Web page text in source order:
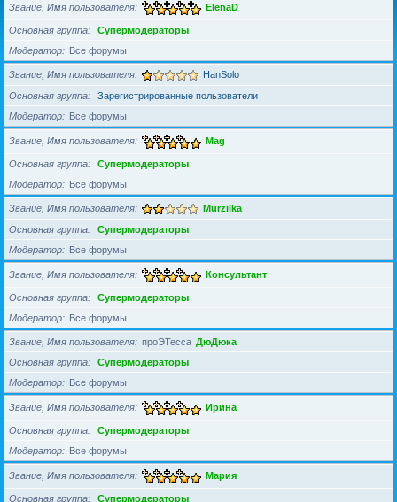
Звание, Имя пользователя ElenaD
Основная группа
Супермодераторы
Модератор
Все форумы
Звание, Имя пользователя HanSolo
Основная группа
Зарегистрированные пользователи
Модератор
Все форумы
Звание, Имя пользователя Mag
Основная группа
Супермодераторы
Модератор
Все форумы
Звание, Имя пользователя Murzilka
Основная группа
Супермодераторы
Модератор
Все форумы
Звание, Имя пользователя Консультант
Основная группа
Супермодераторы
Модератор
Все форумы
Звание, Имя пользователя проЭТесса ДюДюка
Основная группа
Супермодераторы
Модератор
Все форумы
Звание, Имя пользователя Ирина
Основная группа
Супермодераторы
Модератор
Все форумы
Звание, Имя пользователя Мария
Основная группа Супермодераторы